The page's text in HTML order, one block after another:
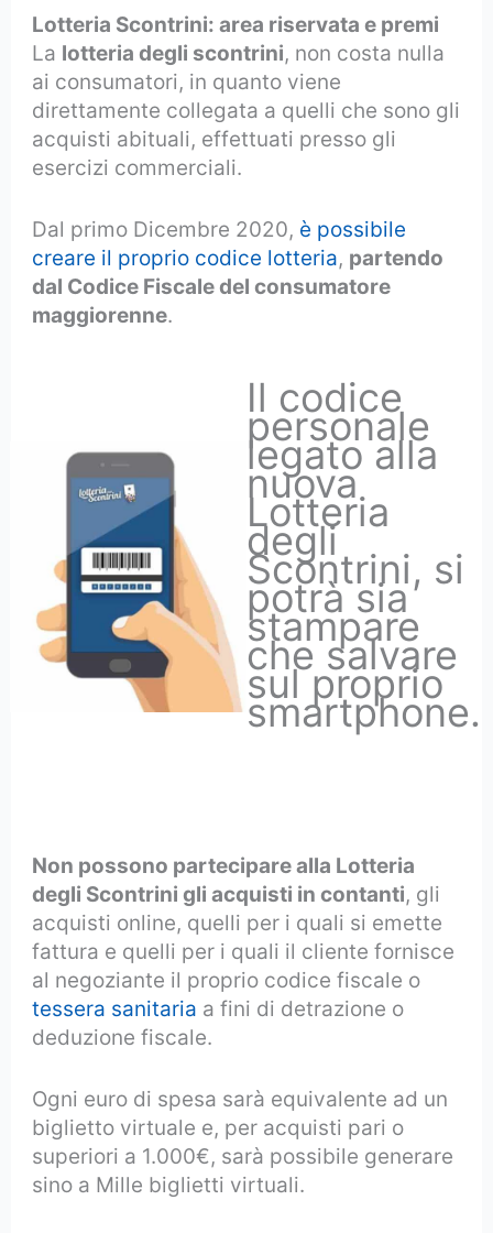
Lotteria Scontrini: area riservata e premi
La lotteria degli scontrini, non costa nulla
ai consumatori, in quanto viene
direttamente collegata a quelli che sono gli
acquisti abituali, effettuati presso gli
esercizi commerciali.
Dal primo Dicembre 2020, è possibile
creare il proprio codice lotteria, partendo
dal Codice Fiscale del consumatore
maggiorenne.
Il codice
personale
legato alla
nuova
Lotteria
degli
Scontrini, si
potrà sia
stampare
che salvare
sul proprio
smartphone.
Non possono partecipare alla Lotteria
degli Scontrini gli acquisti in contanti, gli
acquisti online, quelli per i quali si emette
fattura e quelli per i quali il cliente fornisce
al negoziante il proprio codice fiscale o
tessera sanitaria a fini di detrazione o
deduzione fiscale.
Ogni euro di spesa sarà equivalente ad un
biglietto virtuale e, per acquisti pari o
superiori a 1.000€, sarà possibile generare
sino a Mille biglietti virtuali.